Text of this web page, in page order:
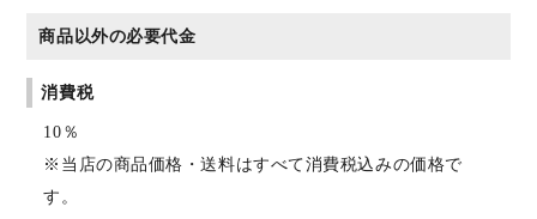
商品以外の必要代金
消費税
10％
※当店の商品価格・送料はすべて消費税込みの価格で
す。